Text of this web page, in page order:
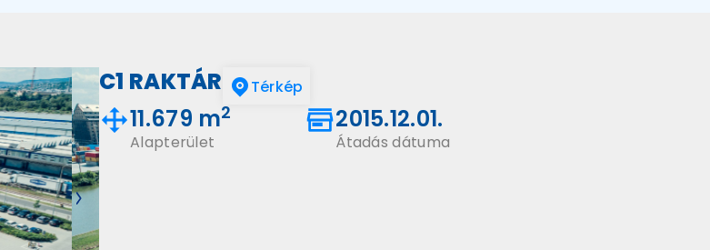
C1 RAKTÁR Térkép
11.679 m2
Alapterület
2015.12.01.
Átadás dátuma